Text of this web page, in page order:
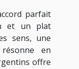
parfait
et un plat
sens, une
en
offre